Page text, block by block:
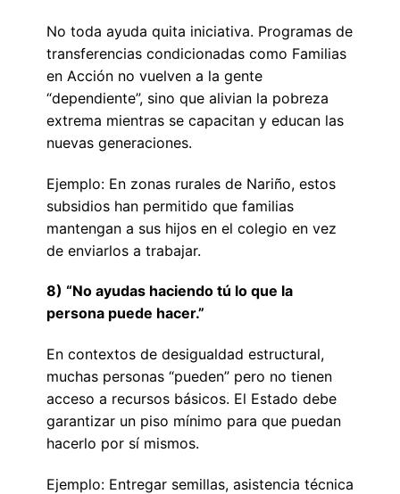
No toda ayuda quita iniciativa. Programas de
transferencias condicionadas como Familias
en Acción no vuelven a la gente
“dependiente”, sino que alivian la pobreza
extrema mientras se capacitan y educan las
nuevas generaciones.
Ejemplo: En zonas rurales de Nariño, estos
subsidios han permitido que familias
mantengan a sus hijos en el colegio en vez
de enviarlos a trabajar.
8) “No ayudas haciendo tú lo que la
persona puede hacer.”
En contextos de desigualdad estructural,
muchas personas “pueden” pero no tienen
acceso a recursos básicos. El Estado debe
garantizar un piso mínimo para que puedan
hacerlo por sí mismos.
Ejemplo: Entregar semillas, asistencia técnica